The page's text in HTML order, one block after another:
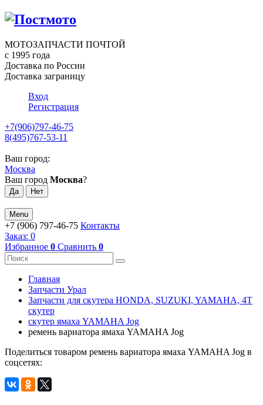
МОТОЗАПЧАСТИ ПОЧТОЙ
с 1995 года
Доставка по России
Доставка заграницу
Вход
Регистрация
+7(906)797-46-75
8(495)767-53-11
Ваш город:
Москва
Ваш город Москва?
Menu
+7 (906) 797-46-75 Контакты
Заказ: 0
Избранное 0 Сравнить 0
Главная
Запчасти Урал
Запчасти для скутера HONDA, SUZUKI, YAMAHA, 4Т
скутер
скутер ямаха YAMAHA Jog
ремень вариатора ямаха YAMAHA Jog
Поделиться товаром ремень вариатора ямаха YAMAHA Jog в
соцсетях: